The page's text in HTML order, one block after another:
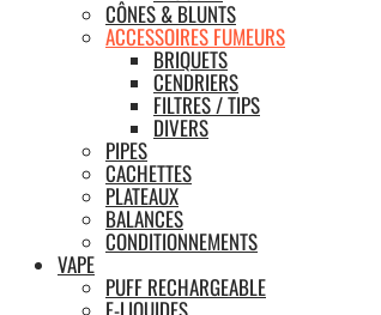
CÔNES & BLUNTS
ACCESSOIRES FUMEURS
BRIQUETS
CENDRIERS
FILTRES / TIPS
DIVERS
PIPES
CACHETTES
PLATEAUX
BALANCES
CONDITIONNEMENTS
VAPE
PUFF RECHARGEABLE